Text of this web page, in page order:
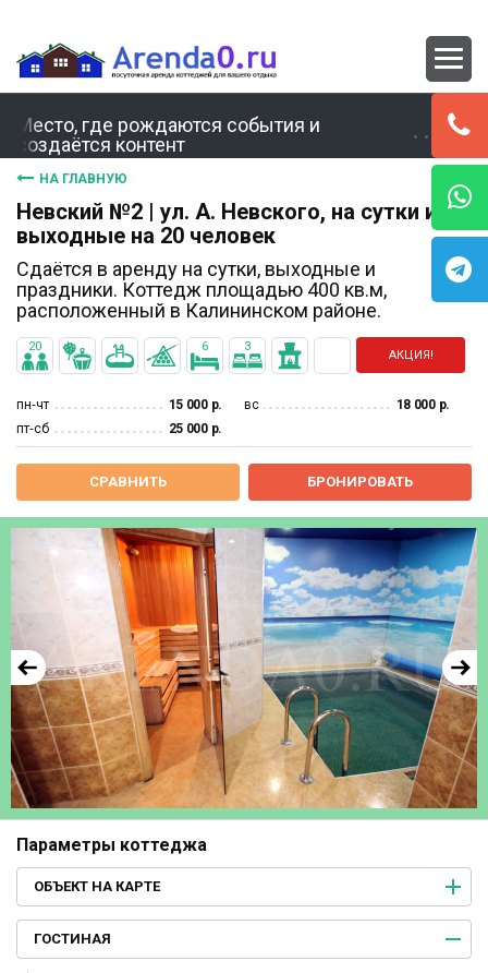
Место, где рождаются события и
создаётся контент
НА ГЛАВНУЮ
Невский №2 | ул. А. Невского, на сутки и
выходные на 20 человек
Сдаётся в аренду на сутки, выходные и
праздники. Коттедж площадью 400 кв.м,
расположенный в Калининском районе.
20 6 3
АКЦИЯ!
пн‐чт
15 000 р.
пт‐сб
25 000 р.
вс 18 000 р.
СРАВНИТЬ БРОНИРОВАТЬ
Параметры коттеджа
ОБЪЕКТ НА КАРТЕ
ГОСТИНАЯ